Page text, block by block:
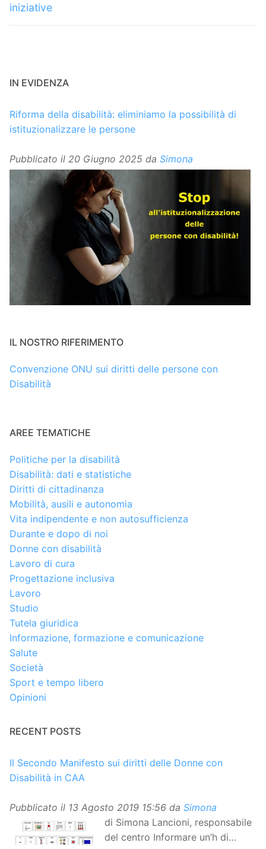
iniziative
IN EVIDENZA
Riforma della disabilità: eliminiamo la possibilità di
istituzionalizzare le persone
Pubblicato il 20 Giugno 2025 da Simona
IL NOSTRO RIFERIMENTO
Convenzione ONU sui diritti delle persone con
Disabilità
AREE TEMATICHE
Politiche per la disabilità
Disabilità: dati e statistiche
Diritti di cittadinanza
Mobilità, ausili e autonomia
Vita indipendente e non autosufficienza
Durante e dopo di noi
Donne con disabilità
Lavoro di cura
Progettazione inclusiva
Lavoro
Studio
Tutela giuridica
Informazione, formazione e comunicazione
Salute
Società
Sport e tempo libero
Opinioni
RECENT POSTS
Il Secondo Manifesto sui diritti delle Donne con
Disabilità in CAA
Pubblicato il 13 Agosto 2019 15:56 da Simona
di Simona Lancioni, responsabile
del centro Informare un’h di